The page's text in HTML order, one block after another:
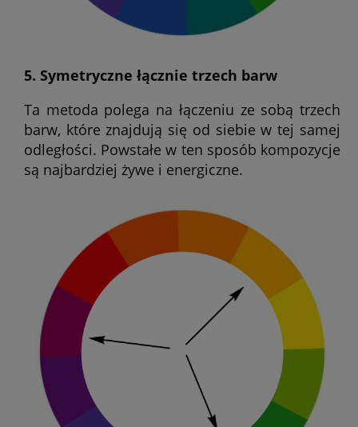
5. Symetryczne łącznie trzech barw
Ta metoda polega na łączeniu ze sobą trzech
barw, które znajdują się od siebie w tej samej
odległości. Powstałe w ten sposób kompozycje
są najbardziej żywe i energiczne.